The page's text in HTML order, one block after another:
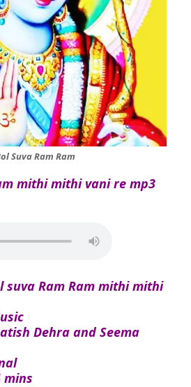
Suva Ram Ram
mithi mithi vani re mp3
suva Ram Ram mithi mithi
Dehra and Seema
mins